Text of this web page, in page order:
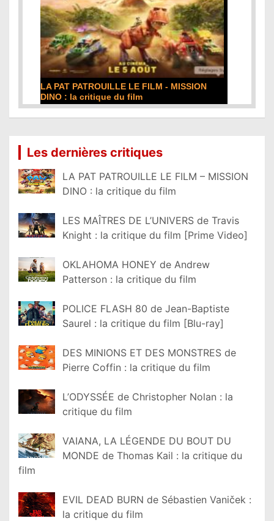
DE LA COMÉDIE-FRANÇAISE : la critique du
film
Les dernières critiques
LA PAT PATROUILLE LE FILM – MISSION
DINO : la critique du film
LES MAÎTRES DE L’UNIVERS de Travis
Knight : la critique du film [Prime Video]
OKLAHOMA HONEY de Andrew
Patterson : la critique du film
POLICE FLASH 80 de Jean-Baptiste
Saurel : la critique du film [Blu-ray]
DES MINIONS ET DES MONSTRES de
Pierre Coffin : la critique du film
L’ODYSSÉE de Christopher Nolan : la
critique du film
VAIANA, LA LÉGENDE DU BOUT DU
MONDE de Thomas Kail : la critique du
film
EVIL DEAD BURN de Sébastien Vaniček :
la critique du film